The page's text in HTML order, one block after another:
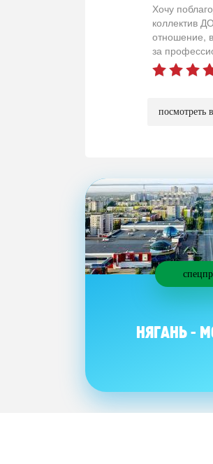
Хочу
коллектив
отношение,
за
посмотреть
НЯГАНЬ -